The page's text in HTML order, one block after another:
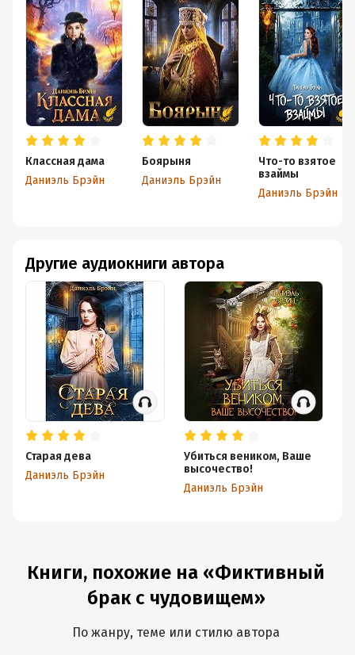
Классная дама
Даниэль Брэйн
Боярыня
Даниэль Брэйн
Что-то взятое
взаймы
Даниэль Брэйн
Другие аудиокниги автора
Старая дева
Даниэль Брэйн
Убиться веником, Ваше
высочество!
Даниэль Брэйн
Книги, похожие на «Фиктивный
брак с чудовищем»
По жанру, теме или стилю автора